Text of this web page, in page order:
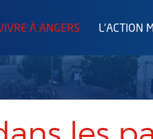
À ANGERS L'ACTION